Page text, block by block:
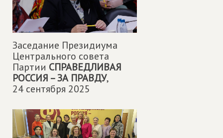
Заседание Президиума
Центрального совета
Партии СПРАВЕДЛИВАЯ
РОССИЯ – ЗА ПРАВДУ,
24 сентября 2025